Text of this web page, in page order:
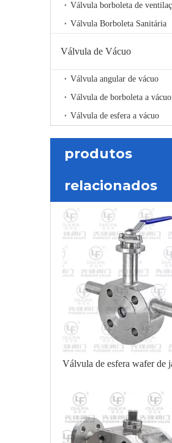
Válvula Borboleta Sanitária
Válvula de Vácuo
Válvula angular de vácuo
Válvula de borboleta a vácuo
Válvula de esfera a vácuo
produtos
relacionados